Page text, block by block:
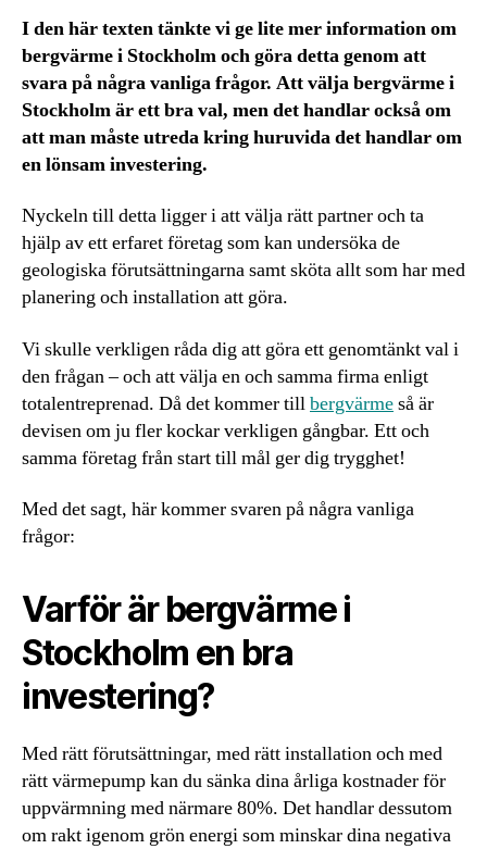
I den här texten tänkte vi ge lite mer information om
bergvärme i Stockholm och göra detta genom att
svara på några vanliga frågor. Att välja bergvärme i
Stockholm är ett bra val, men det handlar också om
att man måste utreda kring huruvida det handlar om
en lönsam investering.
Nyckeln till detta ligger i att välja rätt partner och ta
hjälp av ett erfaret företag som kan undersöka de
geologiska förutsättningarna samt sköta allt som har med
planering och installation att göra.
Vi skulle verkligen råda dig att göra ett genomtänkt val i
den frågan – och att välja en och samma firma enligt
totalentreprenad. Då det kommer tillbergvärmeså är
devisen om ju fler kockar verkligen gångbar. Ett och
samma företag från start till mål ger dig trygghet!
Med det sagt, här kommer svaren på några vanliga
frågor:
Varför är bergvärme i
Stockholm en bra
investering?
Med rätt förutsättningar, med rätt installation och med
rätt värmepump kan du sänka dina årliga kostnader för
uppvärmning med närmare 80%. Det handlar dessutom
om rakt igenom grön energi som minskar dina negativa